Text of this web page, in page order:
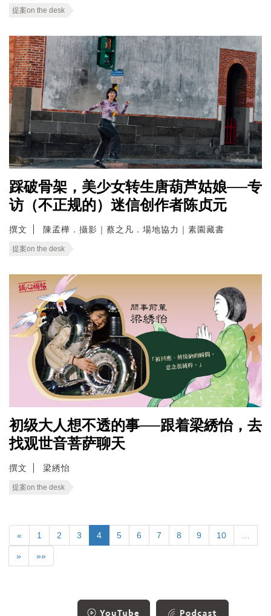
提案on the desk
踩破骨架，美少女转生唐葫芦姑娘──专
访（不正规的）迷信创作者陈贞元
撰文 陳孟樺．攝影｜蔡之凡．場地協力｜素園藏書
提案on the desk
初级大人想不透的事──跟着梁綉怡，去
找观世音菩萨聊天
撰文 梁綉怡
提案on the desk
« 1 2 3 4 5 6 7 8 9 10
» »»